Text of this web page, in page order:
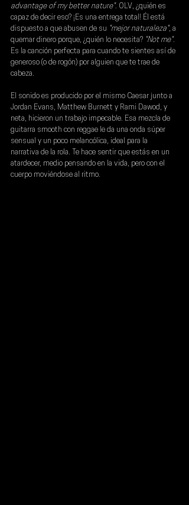
advantage of my better nature". OLV, ¿quién es
capaz de decir eso? ¡Es una entrega total! Él está
dispuesto a que abusen de su "mejor naturaleza", a
quemar dinero porque, ¿quién lo necesita? "Not me".
Es la canción perfecta para cuando te sientes así de
generoso (o de rogón) por alguien que te trae de
cabeza.
El sonido es producido por el mismo Caesar junto a
Jordan Evans, Matthew Burnett y Rami Dawod, y
neta, hicieron un trabajo impecable. Esa mezcla de
guitarra smooth con reggae le da una onda súper
sensual y un poco melancólica, ideal para la
narrativa de la rola. Te hace sentir que estás en un
atardecer, medio pensando en la vida, pero con el
cuerpo moviéndose al ritmo.